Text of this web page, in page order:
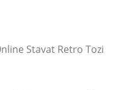
Stavat Retro Tozi